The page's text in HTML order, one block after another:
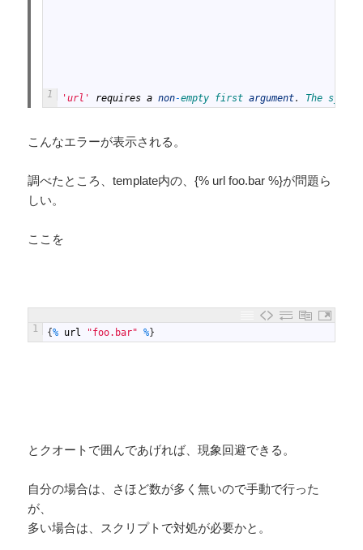
1 'url' requires a non-empty first argument. The
こんなエラーが表示される。
調べたところ、template内の、{% url foo.bar %}が問題ら
しい。
ここを
1 {% url "foo.bar" %}
とクオートで囲んであげれば、現象回避できる。
自分の場合は、さほど数が多く無いので手動で行った
が、
多い場合は、スクリプトで対処が必要かと。